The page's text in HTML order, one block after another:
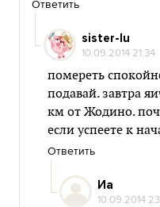
Ответить
sister-lu
10.09.2014 21:34
помереть
подавай. завтра
км от Жодино.
если успеете к
Ответить
Иа
10.09.2014